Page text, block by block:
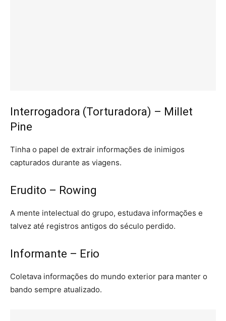
Interrogadora (Torturadora) – Millet
Pine
Tinha o papel de extrair informações de inimigos
capturados durante as viagens.
Erudito – Rowing
A mente intelectual do grupo, estudava informações e
talvez até registros antigos do século perdido.
Informante – Erio
Coletava informações do mundo exterior para manter o
bando sempre atualizado.